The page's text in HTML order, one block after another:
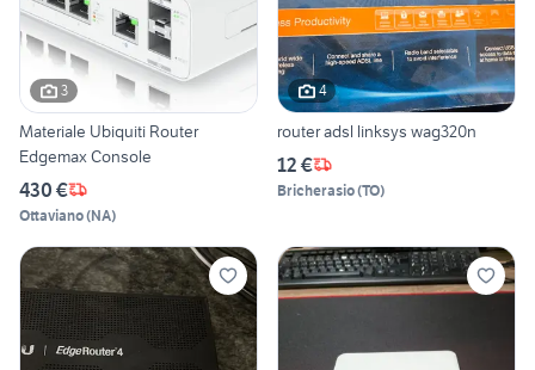
3
Materiale Ubiquiti Router
Edgemax Console
430 €
Ottaviano(NA)
4
router adsl linksys wag320n
12 €
Bricherasio(TO)